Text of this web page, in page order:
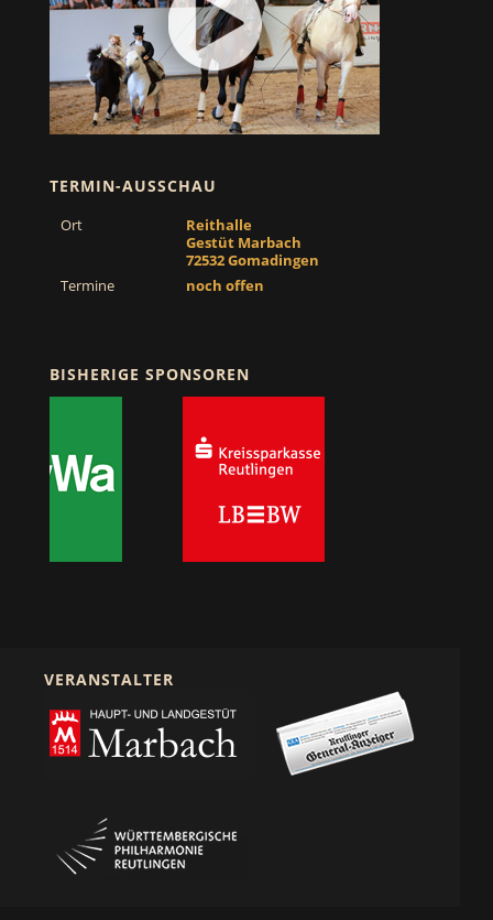
TERMIN-AUSSCHAU
Ort
Reithalle
Gestüt Marbach
72532 Gomadingen
Termine
noch offen
BISHERIGE SPONSOREN
VERANSTALTER